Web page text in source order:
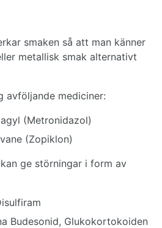
smaken så att man känner
metallisk smak alternativt
avföljande mediciner:
(Metronidazol)
(Zopiklon)
ge störningar i form av
Budesonid, Glukokortokoiden